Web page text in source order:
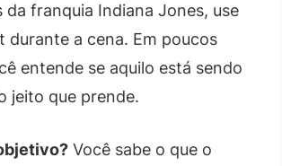
da franquia Indiana Jones, use
durante a cena. Em poucos
entende se aquilo está sendo
jeito que prende.
Você sabe o que o